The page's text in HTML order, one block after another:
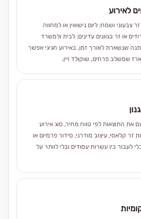
לאירוע
צבעוני ושמח; ליום נישואין או למחווה
או זר בגוונים עדינים; לבית ולמשרד
שנשארת לאורך זמן. באירוע חגיגי אפשר
שמשלב פרחים, שוקולד ויין.
את התוצאות לפי טווח מחיר, סוג אירוע
זר קלאסי, עיצוב מודרני, סידור פרמיום או
לעבור בין עשרות עמודים ובלי לוותר על